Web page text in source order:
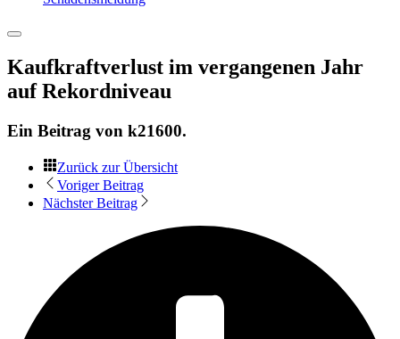
Kaufkraftverlust im vergangenen Jahr
auf Rekordniveau
Ein Beitrag von k21600.
Zurück zur Übersicht
Voriger Beitrag
Nächster Beitrag